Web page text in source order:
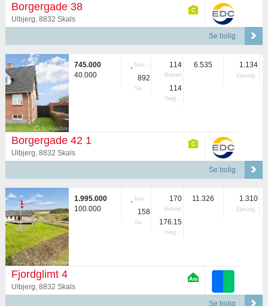
Borgergade 38
Ulbjerg, 8832 Skals
Se bolig
745.000
40.000
- Nuvær.
892
Samlet
114
Beboet
114
Vægtet
6.535 1.134
Ejerudg.
Borgergade 42 1
Ulbjerg, 8832 Skals
Se bolig
1.995.000
100.000
- Nuvær.
158
Samlet
170
Beboet
176.15
Vægtet
11.326 1.310
Ejerudg.
Fjordglimt 4
Ulbjerg, 8832 Skals
Se bolig